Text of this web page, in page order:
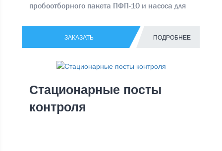
пробоотборного пакета ПФП-10 и насоса для
ЗАКАЗАТЬ ПОДРОБНЕЕ
Стационарные посты
контроля